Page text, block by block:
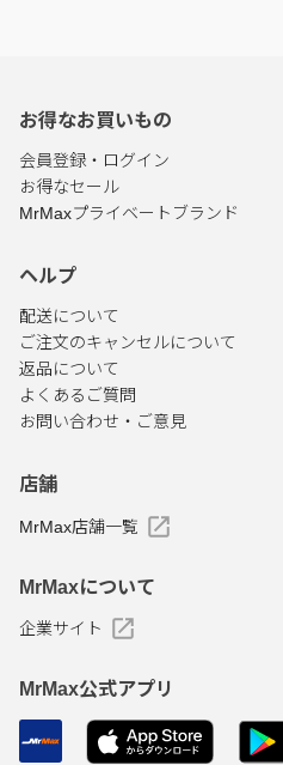
お得なお買いもの
会員登録・ログイン
お得なセール
MrMaxプライベートブランド
ヘルプ
配送について
ご注文のキャンセルについて
返品について
よくあるご質問
お問い合わせ・ご意見
店舗
MrMax店舗一覧
MrMaxについて
企業サイト
MrMax公式アプリ